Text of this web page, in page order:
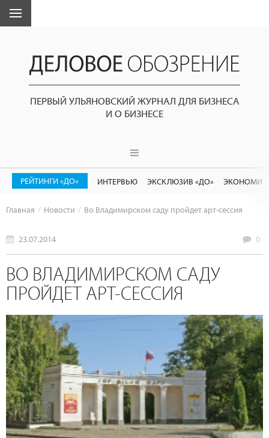
ПЕРВЫЙ УЛЬЯНОВСКИЙ ЖУРНАЛ ДЛЯ БИЗНЕСА
И О БИЗНЕСЕ
РЕЙТИНГИ «ДО» ИНТЕРВЬЮ ЭКСКЛЮЗИВ «ДО»
Главная Новости Во Владимирском саду пройдет арт-сессия
23.07.2014 0
ВО ВЛАДИМИРСКОМ САДУ
ПРОЙДЕТ АРТ-СЕССИЯ